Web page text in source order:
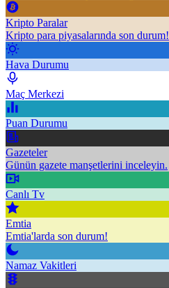
Kripto Paralar
Kripto para piyasalarında son durum!
Hava Durumu
Maç Merkezi
Puan Durumu
Gazeteler
Günün gazete manşetlerini inceleyin.
Canlı Tv
Emtia
Emtia'larda son durum!
Namaz Vakitleri